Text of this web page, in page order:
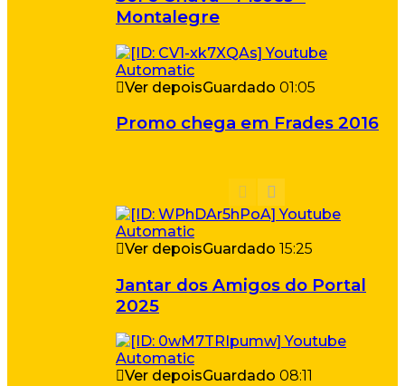
Montalegre
Ver depoisGuardado 01:05
Promo chega em Frades 2016
Ver depoisGuardado 15:25
Jantar dos Amigos do Portal
2025
Ver depoisGuardado 08:11